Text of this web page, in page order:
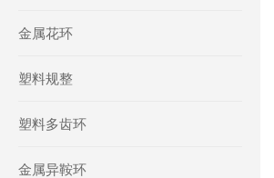
金属花环
塑料规整
塑料多齿环
金属异鞍环